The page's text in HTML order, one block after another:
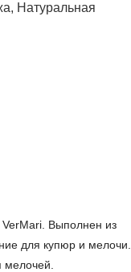
Натуральная
Выполнен из
для купюр и мелочи.